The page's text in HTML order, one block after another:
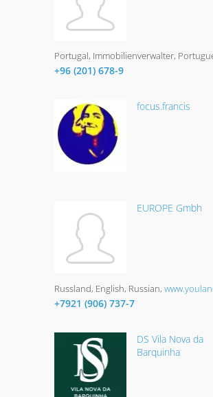
Portugal Immobilienverwalter
+96 (201) 678-9
focus.francis
EUROPE Gmbh
Russland English, Russian
+7921 (906) 737-7
DS Vila Nova da
Barquinha